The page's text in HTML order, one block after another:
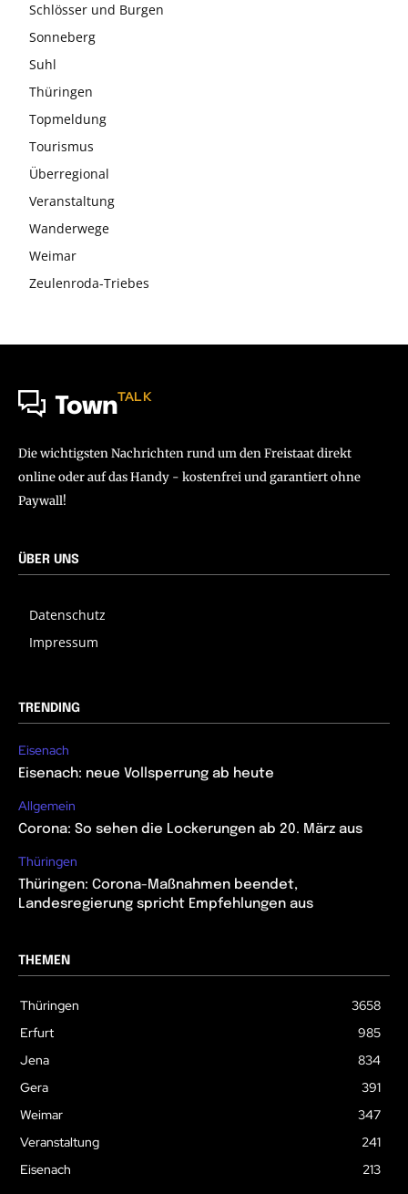
Schlösser und Burgen
Sonneberg
Suhl
Thüringen
Topmeldung
Tourismus
Überregional
Veranstaltung
Wanderwege
Weimar
Zeulenroda-Triebes
TownTALK
Die wichtigsten Nachrichten rund um den Freistaat direkt
online oder auf das Handy - kostenfrei und garantiert ohne
Paywall!
ÜBER UNS
Datenschutz
Impressum
TRENDING
Eisenach
Eisenach: neue Vollsperrung ab heute
Allgemein
Corona: So sehen die Lockerungen ab 20. März aus
Thüringen
Thüringen: Corona-Maßnahmen beendet,
Landesregierung spricht Empfehlungen aus
THEMEN
Thüringen
3658
Erfurt
985
Jena
834
Gera
391
Weimar
347
Veranstaltung
241
Eisenach
213